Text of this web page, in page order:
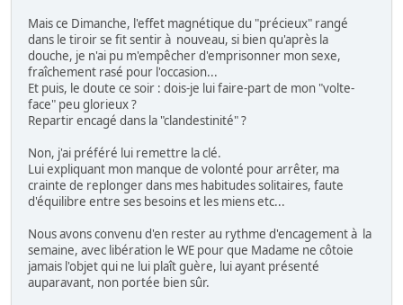
Mais ce Dimanche, l'effet magnétique du "précieux" rangé
dans le tiroir se fit sentir à nouveau, si bien qu'après la
douche, je n'ai pu m'empêcher d'emprisonner mon sexe,
fraîchement rasé pour l'occasion...
Et puis, le doute ce soir : dois-je lui faire-part de mon "volte-
face" peu glorieux ?
Repartir encagé dans la "clandestinité" ?
Non, j'ai préféré lui remettre la clé.
Lui expliquant mon manque de volonté pour arrêter, ma
crainte de replonger dans mes habitudes solitaires, faute
d'équilibre entre ses besoins et les miens etc...
Nous avons convenu d'en rester au rythme d'encagement à la
semaine, avec libération le WE pour que Madame ne côtoie
jamais l'objet qui ne lui plaît guère, lui ayant présenté
auparavant, non portée bien sûr.